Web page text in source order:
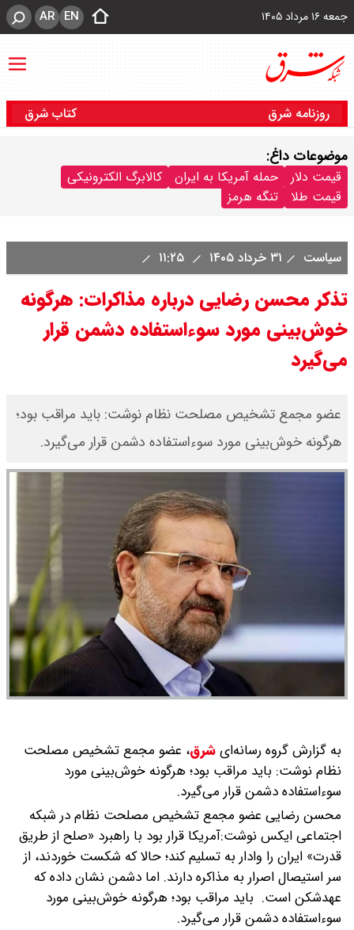
جمعه ۱۶ مرداد ۱۴۰۵ EN
AR
روزنامه شرق کتاب شرق
موضوعات داغ:
قیمت دلار حمله آمریکا به ایران
کالابرگ الکترونیکی
قیمت طلا
تنگه هرمز
سیاست ۳۱ خرداد ۱۴۰۵
تذکر محسن رضایی درباره مذاکرات: هرگونه
خوش‌بینی مورد سوءاستفاده دشمن قرار
می‌گیرد
عضو مجمع تشخیص مصلحت نظام نوشت: باید مراقب بود؛
هرگونه خوش‌بینی مورد سوءاستفاده دشمن قرار می‌گیرد.
به گزارش گروه رسانه‌ایشرق، عضو مجمع تشخیص مصلحت
نظام نوشت: باید مراقب بود؛ هرگونه خوش‌بینی مورد
سوءاستفاده دشمن قرار می‌گیرد.
محسن رضایی عضو مجمع تشخیص مصلحت نظام در شبکه
اجتماعی ایکس نوشت:آمریکا قرار بود با راهبرد «صلح از طریق
قدرت» ایران را وادار به تسلیم کند؛ حالا که شکست خوردند، از
سر استیصال اصرار به مذاکره دارند. اما دشمن نشان داده که
عهدشکن است. باید مراقب بود؛ هرگونه خوش‌بینی مورد
سوءاستفاده دشمن قرار می‌گیرد.